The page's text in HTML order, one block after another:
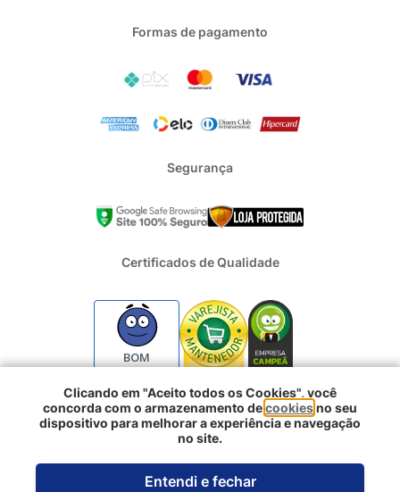
Formas de pagamento
Segurança
Certificados de Qualidade
BOM
2024 - Todos os direitos reservados | REFRIGERACAO DUFRIO
COMERCIO E IMPORTACAO S.A. | CNPJ : 01.754.239/0001-10 |
Porto Alegre RS - CEP: 90230-011
Clicando em "Aceito todos os Cookies", você
concorda com o armazenamento decookiesno seu
dispositivo para melhorar a experiência e navegação
no site.
Entendi e fechar